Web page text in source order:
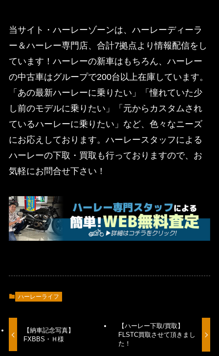
当サイト・ハーレーゾーンは、ハーレーディーラ
ー＆ハーレー専門店、合計7拠点より情報配信をし
ています！ハーレーの新車はもちろん、ハーレー
の中古車はグループで200台以上在庫しています。
「あの最新ハーレーに乗りたい」「憧れていた少
し前のモデルに乗りたい」「元からカスタムされ
ているハーレーに乗りたい」など、色々なニーズ
にお応えしております。ハーレースタッフによる
ハーレーの下取・買取も行っておりますので、お
気軽にお問合せ下さい！
ハーレーライフ
【納車記念写真】
FXBBS・Ｈ様
【ハーレー下取/買取】
FLSTC買取させて頂きまし
た！